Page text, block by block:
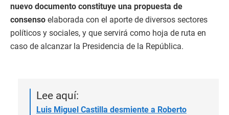
nuevo documento constituye una propuesta de
consenso elaborada con el aporte de diversos sectores
políticos y sociales, y que servirá como hoja de ruta en
caso de alcanzar la Presidencia de la República.
Lee aquí:
Luis Miguel Castilla desmiente a Roberto